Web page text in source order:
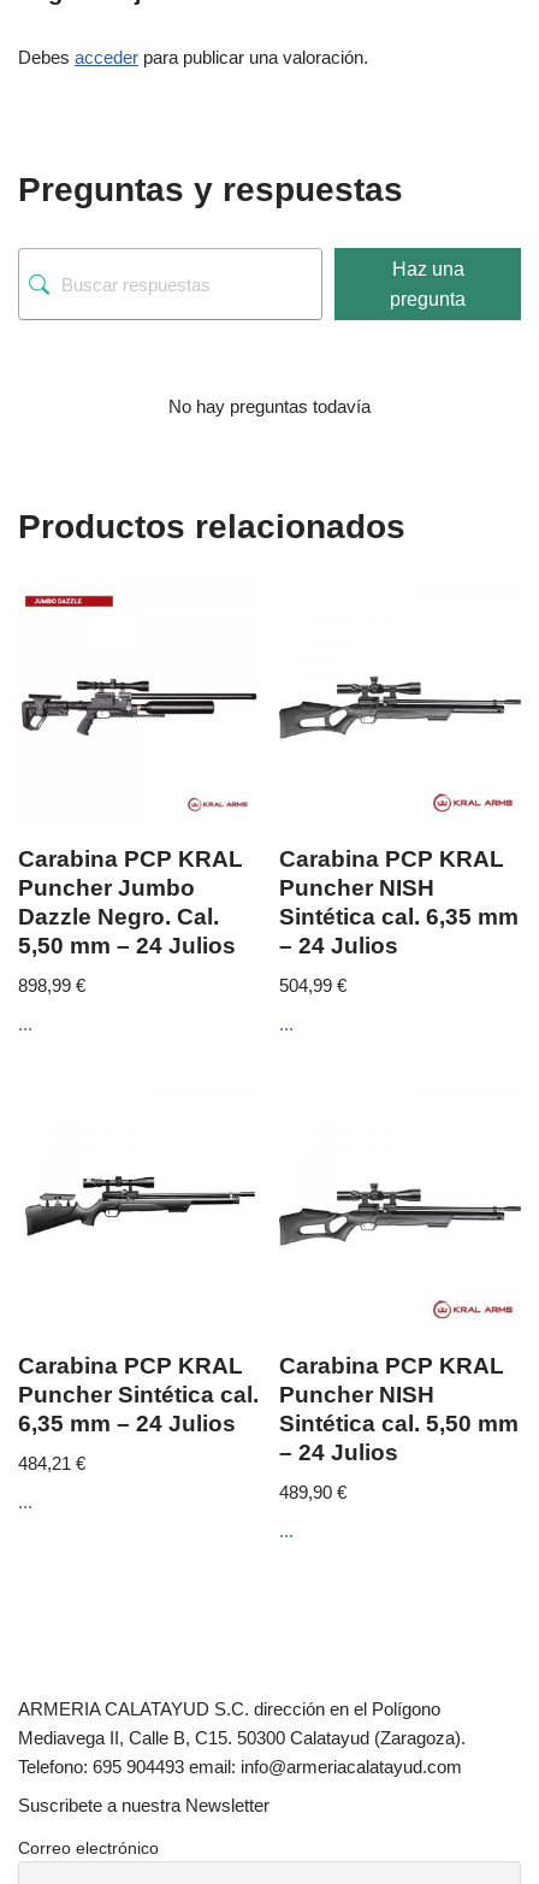
Debes acceder para publicar una valoración.
Preguntas y respuestas
Haz una
pregunta
No hay preguntas todavía
Productos relacionados
Carabina PCP KRAL
Puncher Jumbo
Dazzle Negro. Cal.
5,50 mm – 24 Julios
898,99 €
...
Carabina PCP KRAL
Puncher NISH
Sintética cal. 6,35 mm
– 24 Julios
504,99€
...
Carabina PCP KRAL
Puncher Sintética cal.
6,35 mm – 24 Julios
484,21 €
...
Carabina PCP KRAL
Puncher NISH
Sintética cal. 5,50 mm
– 24 Julios
489,90€
...
ARMERIA CALATAYUD S.C. dirección en el Polígono
Mediavega II, Calle B, C15. 50300 Calatayud (Zaragoza).
Telefono: 695 904493 email: info@armeriacalatayud.com
Suscribete a nuestra Newsletter
Correo electrónico